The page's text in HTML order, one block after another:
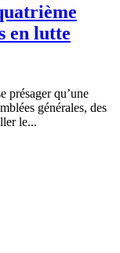
en lutte
présager qu’une
générales, des
le...